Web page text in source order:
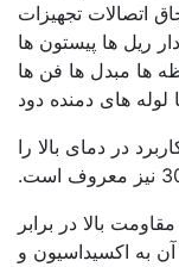
اتصالات تجهیزات
ریل ها پیستون ها
ها مبدل ها فن ها
های دمنده دود
که کاربرد در دمای بالا را
بالا در برابر
به اکسیداسیون و